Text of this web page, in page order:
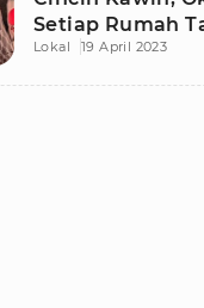
Setiap Rumah
Ada Kerikil
Lokal 19 April 2023